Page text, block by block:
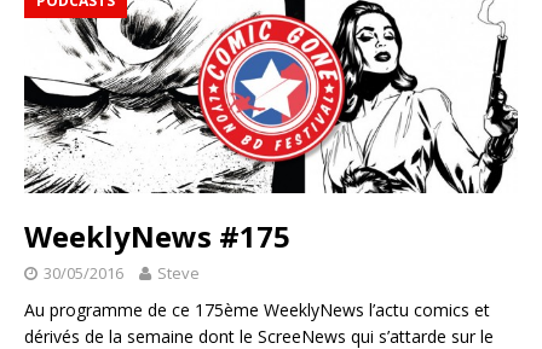
WeeklyNews #175
30/05/2016 Steve
Au programme de ce 175ème WeeklyNews l’actu comics et
dérivés de la semaine dont le ScreeNews qui s’attarde sur le